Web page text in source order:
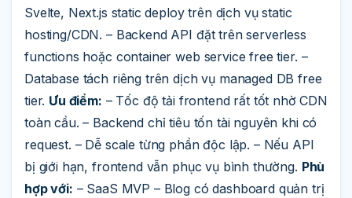
Svelte, Next.js static deploy trên dịch vụ static
hosting/CDN. – Backend API đặt trên serverless
functions hoặc container web service free tier. –
Database tách riêng trên dịch vụ managed DB free
tier. Ưu điểm: – Tốc độ tải frontend rất tốt nhờ CDN
toàn cầu. – Backend chỉ tiêu tốn tài nguyên khi có
request. – Dễ scale từng phần độc lập. – Nếu API
bị giới hạn, frontend vẫn phục vụ bình thường. Phù
hợp với: – SaaS MVP – Blog có dashboard quản trị